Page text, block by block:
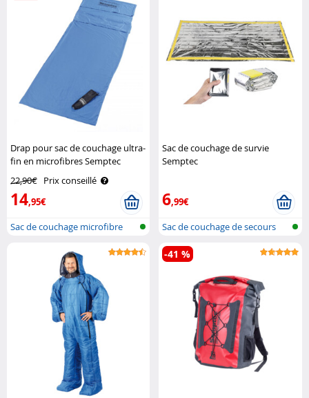
Drap pour sac de couchage ultra-
fin en microfibres Semptec
22,90€ Prix conseillé
14,95€
Sac de couchage microfibre
Sac de couchage de survie
Semptec
6,99€
Sac de couchage de secours
-41 %